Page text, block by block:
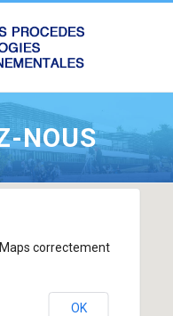
NOUS
correctement
OK